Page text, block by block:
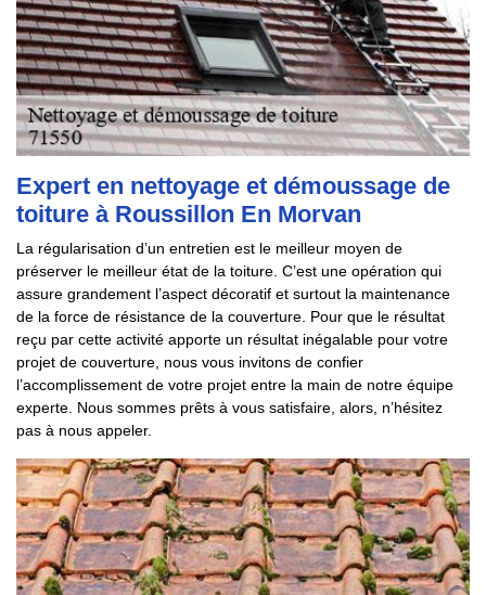
Expert en nettoyage et démoussage de
toiture à Roussillon En Morvan
La régularisation d’un entretien est le meilleur moyen de
préserver le meilleur état de la toiture. C’est une opération qui
assure grandement l’aspect décoratif et surtout la maintenance
de la force de résistance de la couverture. Pour que le résultat
reçu par cette activité apporte un résultat inégalable pour votre
projet de couverture, nous vous invitons de confier
l’accomplissement de votre projet entre la main de notre équipe
experte. Nous sommes prêts à vous satisfaire, alors, n’hésitez
pas à nous appeler.